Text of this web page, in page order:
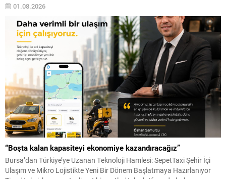
Başkanı Nazlı Tetik, 7538 sayılı Kanun sonrasında engelli çalışanların
ve emeklilerin yaşadığı hak kayıplarına ilişkin kapsamlı bir...
01.08.2026
“Boşta kalan kapasiteyi ekonomiye kazandıracağız”
Bursa’dan Türkiye’ye Uzanan Teknoloji Hamlesi: SepetTaxi Şehir İçi
Ulaşım ve Mikro Lojistikte Yeni Bir Dönem Başlatmaya Hazırlanıyor